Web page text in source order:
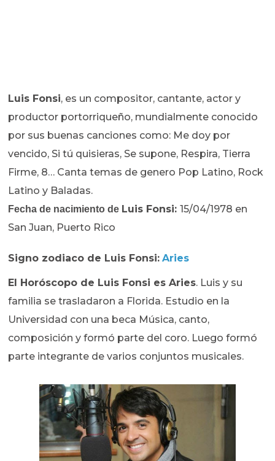
Luis Fonsi, es un compositor, cantante, actor y
productor portorriqueño, mundialmente conocido
por sus buenas canciones como: Me doy por
vencido, Si tú quisieras, Se supone, Respira, Tierra
Firme, 8… Canta temas de genero Pop Latino, Rock
Latino y Baladas.
Fecha de nacimiento de Luis Fonsi:15/04/1978 en
San Juan, Puerto Rico
Signo zodiaco de Luis Fonsi: Aries
El Horóscopo de Luis Fonsi es Aries. Luis y su
familia se trasladaron a Florida. Estudio en la
Universidad con una beca Música, canto,
composición y formó parte del coro. Luego formó
parte integrante de varios conjuntos musicales.